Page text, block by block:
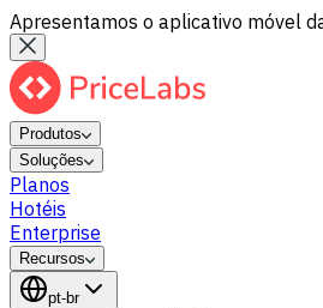
Apresentamos o aplicativo móvel
Produtos
Soluções
Planos
Hotéis
Enterprise
Recursos
pt-br